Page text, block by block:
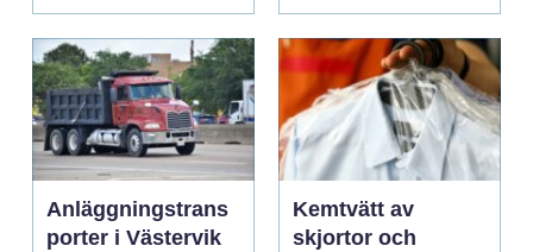
Anläggningstrans
porter i Västervik
Kemtvätt av
skjortor och